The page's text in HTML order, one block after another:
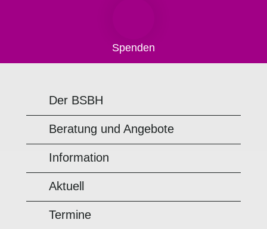
Spenden
Der BSBH
Beratung und Angebote
Information
Aktuell
Termine